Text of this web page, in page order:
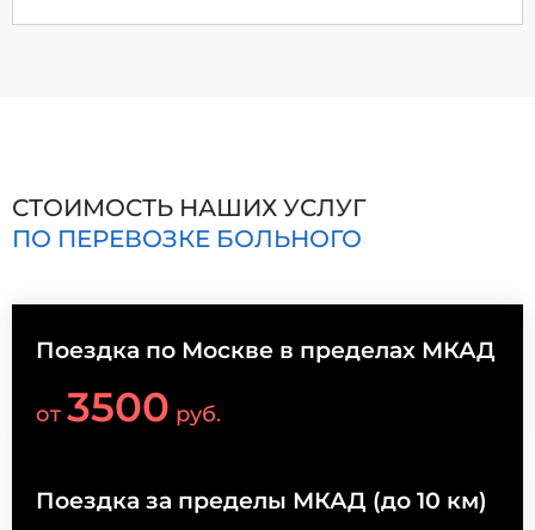
СТОИМОСТЬ НАШИХ УСЛУГ
ПО ПЕРЕВОЗКЕ БОЛЬНОГО
Поездка по Москве в пределах МКАД
от 3500 руб.
Поездка за пределы МКАД (до 10 км)